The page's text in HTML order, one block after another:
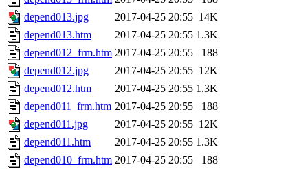
depend013.jpg
2017-04-25 20:55 14K
depend013.htm
2017-04-25 20:55 1.3K
depend012_frm.htm 2017-04-25 20:55
188
depend012.jpg
2017-04-25 20:55 12K
depend012.htm
2017-04-25 20:55 1.3K
depend011_frm.htm 2017-04-25 20:55
188
depend011.jpg
2017-04-25 20:55 12K
depend011.htm
2017-04-25 20:55 1.3K
depend010_frm.htm 2017-04-25 20:55
188